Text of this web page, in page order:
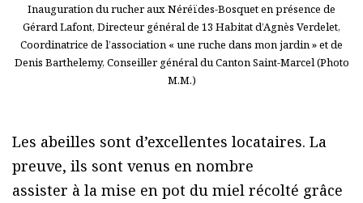
Inauguration du rucher aux Néréïdes-Bosquet en présence de
Gérard Lafont, Directeur général de 13 Habitat d’Agnès Verdelet,
Coordinatrice de l’association « une ruche dans mon jardin » et de
Denis Barthelemy, Conseiller général du Canton Saint-Marcel (Photo
M.M.)
Les abeilles sont d’excellentes locataires. La
preuve, ils sont venus en nombre
assister à la mise en pot du miel récolté grâce